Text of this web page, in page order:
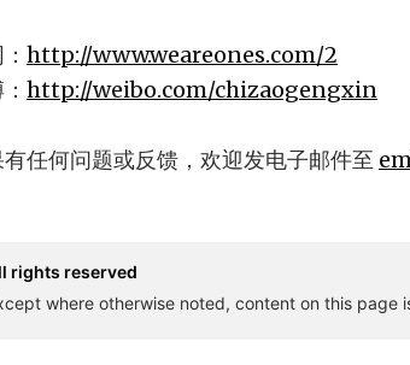
http://www.weareones.com/2
http://weibo.com/chizaogengxin
任何问题或反馈，欢迎发电子邮件至
rights reserved
where otherwise noted, content on this page